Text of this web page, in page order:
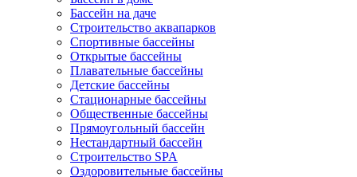
Бассейн на даче
Строительство аквапарков
Спортивные бассейны
Открытые бассейны
Плавательные бассейны
Детские бассейны
Стационарные бассейны
Общественные бассейны
Прямоугольный бассейн
Нестандартный бассейн
Строительство SPA
Оздоровительные бассейны